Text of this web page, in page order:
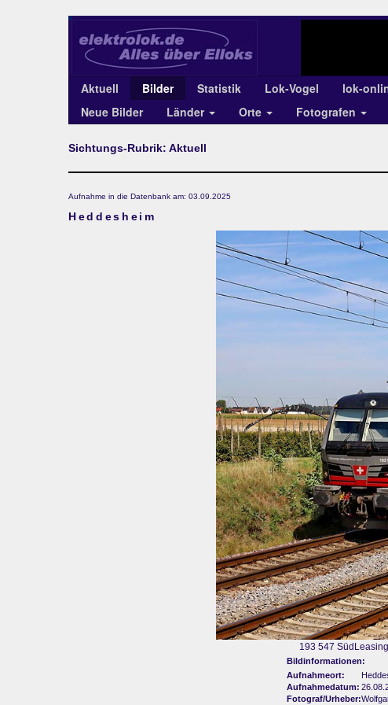
Aktuell Bilder Statistik Lok-Vogel lok-
Neue Bilder
Länder Orte Fotografen
Sichtungs-Rubrik: Aktuell
Aufnahme in die Datenbank am: 03.09.2025
Heddesheim
193 547
Bildinformationen:
Aufnahmeort:
Aufnahmedatum:
Fotograf/Urheber: